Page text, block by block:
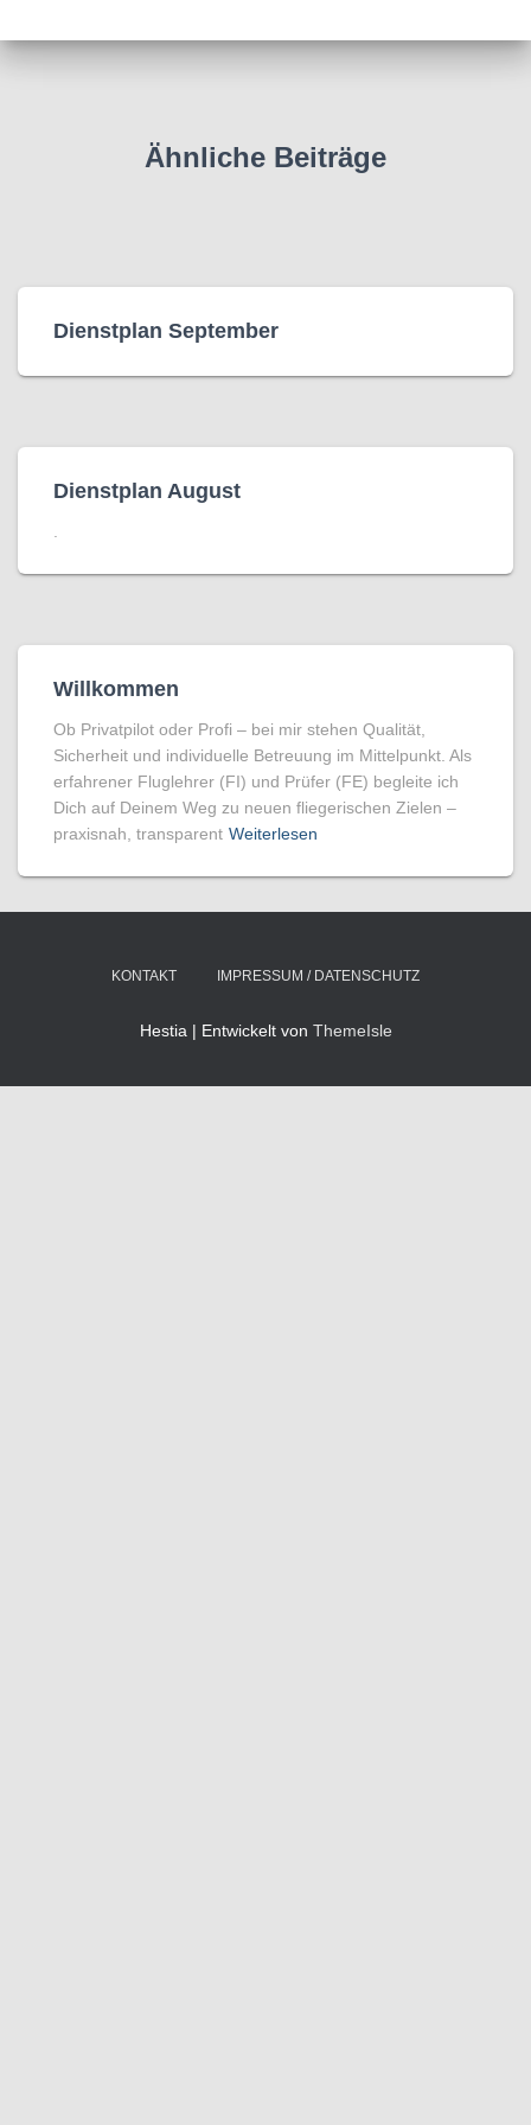
Ähnliche Beiträge
Dienstplan September
Dienstplan August
Willkommen
Ob Privatpilot oder Profi – bei mir stehen Qualität,
Sicherheit und individuelle Betreuung im Mittelpunkt. Als
erfahrener Fluglehrer (FI) und Prüfer (FE) begleite ich
Dich auf Deinem Weg zu neuen fliegerischen Zielen –
praxisnah, transparent Weiterlesen
KONTAKT IMPRESSUM / DATENSCHUTZ
Hestia | Entwickelt von ThemeIsle